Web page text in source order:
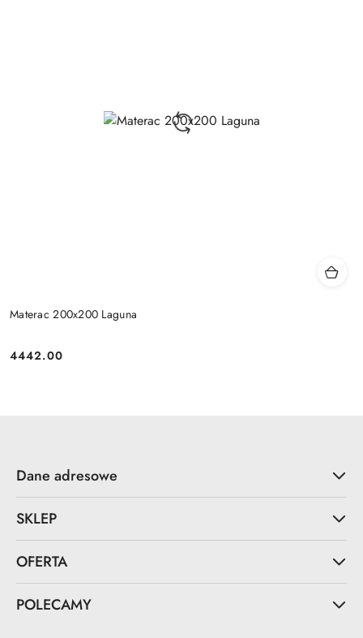
Materac 200x200 Laguna
Cena:
4442.00
Dane adresowe
SKLEP
OFERTA
POLECAMY